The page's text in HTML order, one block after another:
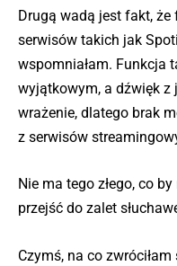
Drugą wadą jest fakt, że
serwisów takich jak
wspomniałam. Funkcja
wyjątkowym, a dźwięk z
wrażenie, dlatego brak
z serwisów
Nie ma tego złego, co
przejść do zalet
Czymś, na co